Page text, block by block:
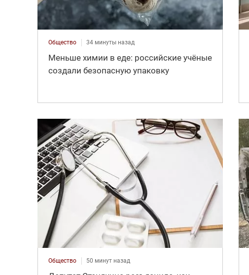
Общество 34 минуты назад
Меньше химии в еде: российские учёные
создали безопасную упаковку
Общество 50 минут назад